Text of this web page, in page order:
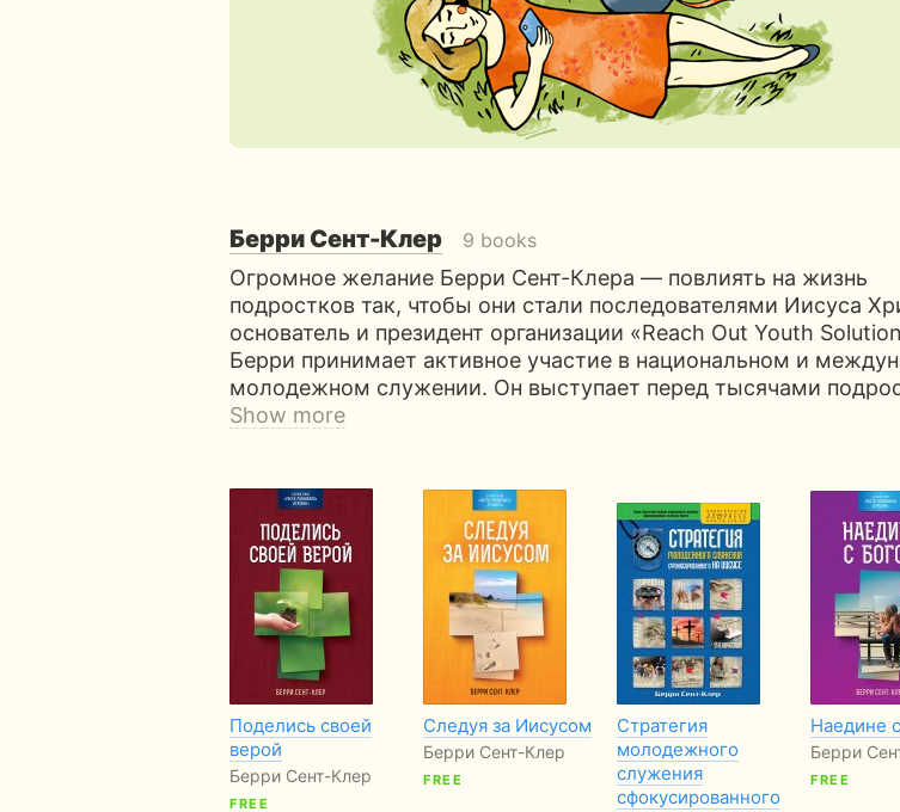
Берри Сент-Клер 9 books
Огромное желание Берри Сент-Клера — повлиять на жизнь
подростков так, чтобы они стали последователями Иисуса
основатель и президент организации «Reach Out Youth
Берри принимает активное участие в национальном и
молодежном служении. Он выступает перед тысячами
Show more
Поделись своей
верой
Берри Сент-Клер
FREE
Следуя за Иисусом
Берри Сент-Клер
FREE
Стратегия
молодежного
служения
сфокусированного
Наедине
Берри
FREE